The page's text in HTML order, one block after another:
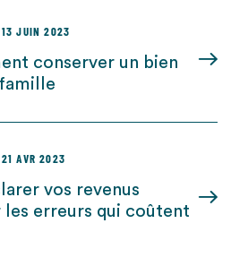
13 JUIN 2023
conserver un bien
21 AVR 2023
vos revenus
erreurs qui coûtent